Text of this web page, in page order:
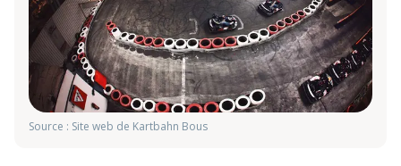
Source : Site web de Kartbahn Bous